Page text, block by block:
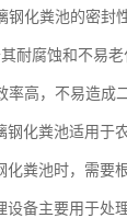
化粪池的密封
耐腐蚀和不易老
高，不易造成
钢化粪池适用于
粪池时，需要
设备主要用于处